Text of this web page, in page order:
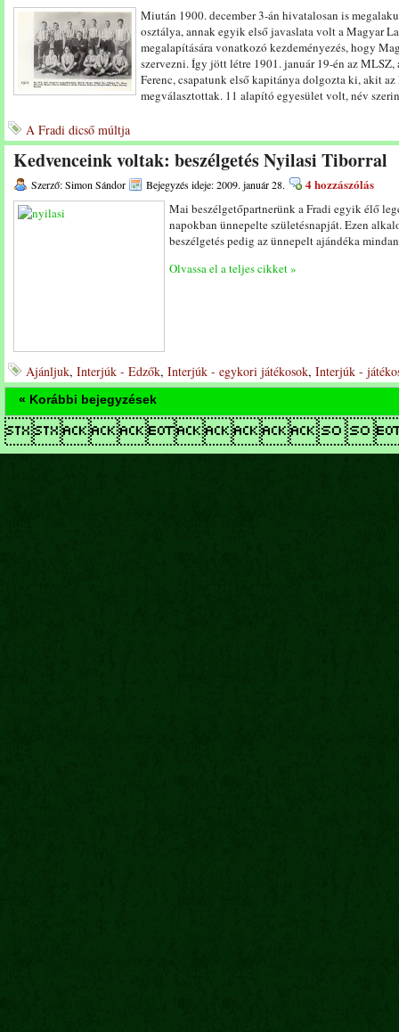
Miután 1900. december 3-án hivatalosan is
osztálya, annak egyik első javaslata volt a Magyar
megalapítására vonatkozó kezdeményezés, hogy
szervezni. Így jött létre 1901. január 19-én az
Ferenc, csapatunk első kapitánya dolgozta ki, akit
megválasztottak. 11 alapító egyesület volt, név
A Fradi dicső múltja
Kedvenceink voltak: beszélgetés Nyilasi Tiborral
Szerző: Simon Sándor Bejegyzés ideje: 2009. január 28. 4 hozzászólás
Mai beszélgetőpartnerünk a Fradi egyik élő
napokban ünnepelte születésnapját. Ezen
beszélgetés pedig az ünnepelt ajándéka
Olvassa el a teljes cikket »
Ajánljuk, Interjúk - Edzők, Interjúk - egykori játékosok, Interjúk -
« Korábbi bejegyzések